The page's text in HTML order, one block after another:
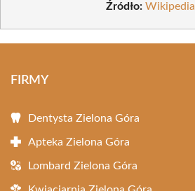
Źródło: Wikipedia
FIRMY
Dentysta Zielona Góra
Apteka Zielona Góra
Lombard Zielona Góra